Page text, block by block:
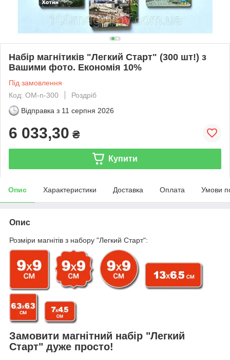
Набір магнітиків "Легкий Старт" (300 шт!) з
Вашими фото. Економія 10%
Під замовлення
Код: ОМ-n-300
Роздріб
Відправка з 11 серпня 2026
6 033,30 ₴
Купити
Опис Характеристики Доставка Оплата Умови
Опис
Розміри магнітів з набору "Легкий Старт":
Замовити магнітний набір "Легкий
Старт" дуже просто!